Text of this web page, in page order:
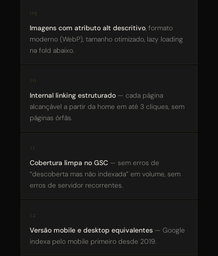
Imagens com atributo alt descritivo, formato
moderno (WebP), tamanho otimizado, lazy loading
na fold abaixo.
Internal linking estruturado— cada página
alcançável a partir da home em até 3 cliques, sem
páginas órfãs.
Cobertura limpa no GSC— sem erros de
“descoberta mas não indexada” em volume, sem
erros de servidor recorrentes.
Versão mobile e desktop equivalentes— Google
indexa pelo mobile primeiro desde 2019.